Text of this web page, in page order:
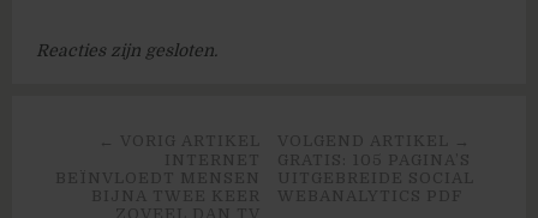
Reacties zijn gesloten.
VOLGEND ARTIKEL →
GRATIS: 105 PAGINA’S
UITGEBREIDE SOCIAL
WEBANALYTICS PDF
← VORIG ARTIKEL
INTERNET
BEÏNVLOEDT MENSEN
BIJNA TWEE KEER
ZOVEEL DAN TV